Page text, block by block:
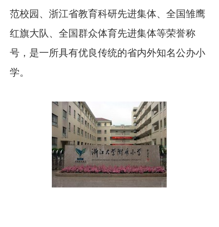
范校园、浙江省教育科研先进集体、全国雏鹰
红旗大队、全国群众体育先进集体等荣誉称
号，是一所具有优良传统的省内外知名公办小
学。